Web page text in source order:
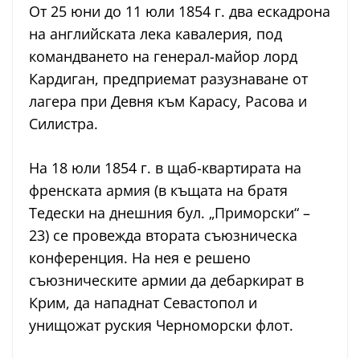
От 25 юни до 11 юли 1854 г. два ескадрона
на английската лека кавалерия, под
командването на генерал-майор лорд
Кардиган, предприемат разузнаване от
лагера при Девня към Карасу, Расова и
Силистра.
На 18 юли 1854 г. в щаб-квартирата на
френската армия (в къщата на братя
Тедески на днешния бул. „Приморски“ –
23) се провежда втората съюзническа
конференция. На нея е решено
съюзническите армии да дебаркират в
Крим, да нападнат Севастопол и
унищожат руския Черноморски флот.